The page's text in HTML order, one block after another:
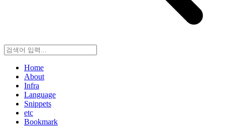
Home
About
Infra
Language
Snippets
etc
Bookmark